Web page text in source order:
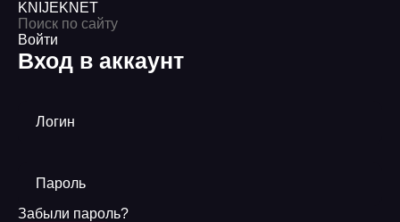
KNIJEKNET
Войти
Вход в аккаунт
Логин
Пароль
Забыли пароль?